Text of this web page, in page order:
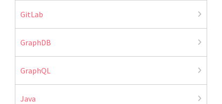
GitLab
GraphDB
GraphQL
Java